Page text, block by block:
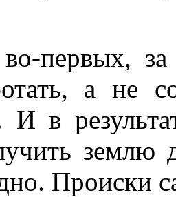
первых,
а не
И в
землю
Происки